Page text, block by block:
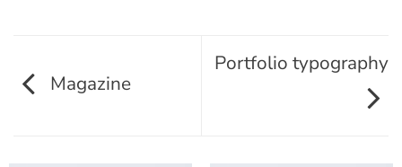
Magazine
Portfolio typography